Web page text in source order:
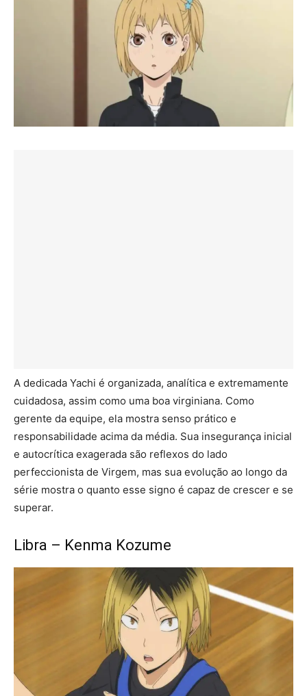
A dedicada Yachi é organizada, analítica e extremamente
cuidadosa, assim como uma boa virginiana. Como
gerente da equipe, ela mostra senso prático e
responsabilidade acima da média. Sua insegurança inicial
e autocrítica exagerada são reflexos do lado
perfeccionista de Virgem, mas sua evolução ao longo da
série mostra o quanto esse signo é capaz de crescer e se
superar.
Libra – Kenma Kozume